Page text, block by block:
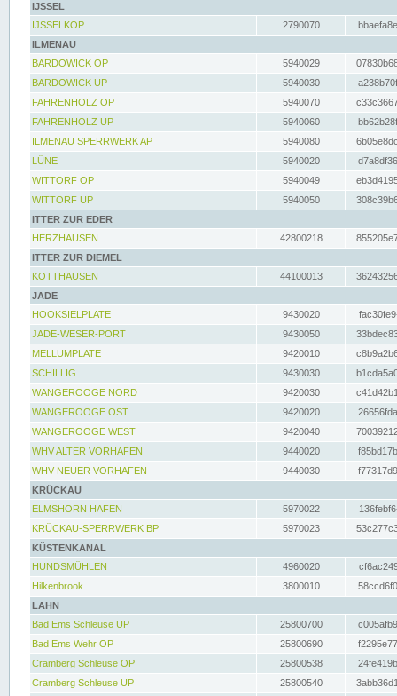
IJSSEL
IJSSELKOP
2790070
ILMENAU
BARDOWICK OP
5940029
BARDOWICK UP
5940030
FAHRENHOLZ OP
5940070
FAHRENHOLZ UP
5940060
ILMENAU SPERRWERK AP
5940080
LÜNE
5940020
WITTORF OP
5940049
WITTORF UP
5940050
ITTER ZUR EDER
HERZHAUSEN
42800218
ITTER ZUR DIEMEL
KOTTHAUSEN
44100013
JADE
HOOKSIELPLATE
9430020
JADE-WESER-PORT
9430050
MELLUMPLATE
9420010
SCHILLIG
9430030
WANGEROOGE NORD
9420030
WANGEROOGE OST
9420020
WANGEROOGE WEST
9420040
WHV ALTER VORHAFEN
9440020
WHV NEUER VORHAFEN
9440030
KRÜCKAU
ELMSHORN HAFEN
5970022
KRÜCKAU-SPERRWERK BP
5970023
KÜSTENKANAL
HUNDSMÜHLEN
4960020
Hilkenbrook
3800010
LAHN
Bad Ems Schleuse UP
25800700
Bad Ems Wehr OP
25800690
Cramberg Schleuse OP
25800538
Cramberg Schleuse UP
25800540